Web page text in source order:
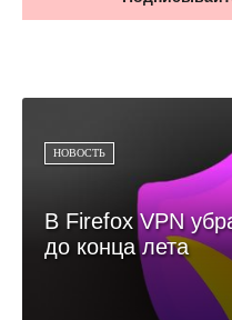
НОВОСТЬ
В Firefox VPN
до конца лета